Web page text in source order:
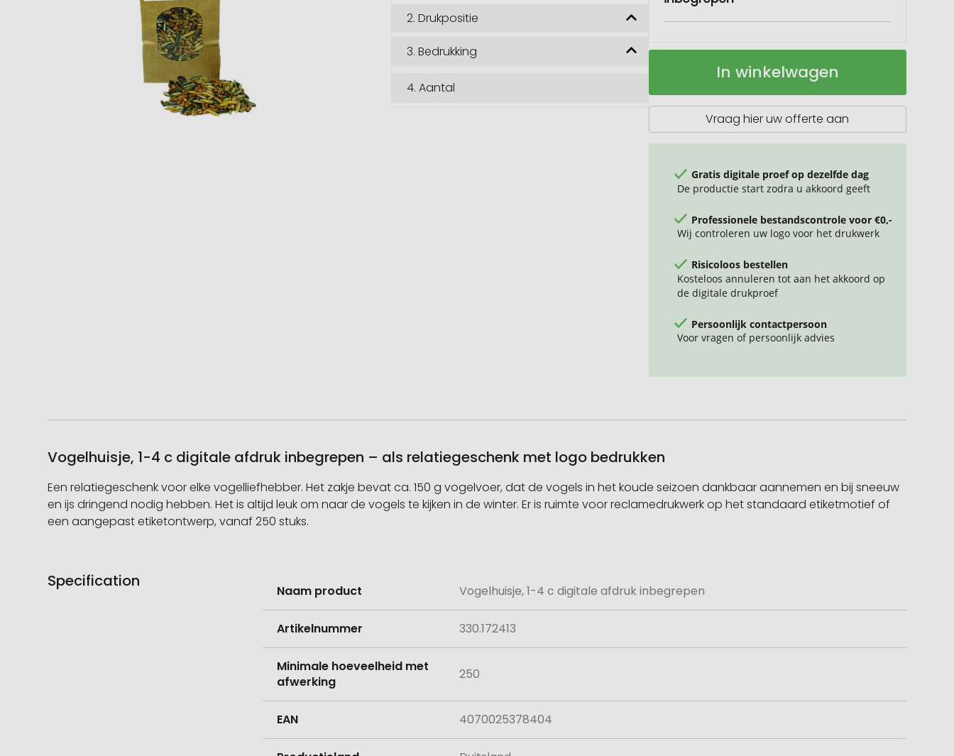
2.Drukpositie
3.Bedrukking
4.Aantal
Vogelvoer
Op
In winkelwagen
Vraag hier uw offerte aan
Gratis digitale proef op dezelfde dag
De productie start zodra u akkoord geeft
Professionele bestandscontrole voor €0,-
Wij controleren uw logo voor het drukwerk
Risicoloos bestellen
Kosteloos annuleren tot aan het akkoord op
de digitale drukproef
Persoonlijk contactpersoon
Voor vragen of persoonlijk advies
Vogelhuisje, 1-4 c digitale afdruk inbegrepen – als relatiegeschenk met logo bedrukken
Een relatiegeschenk voor elke vogelliefhebber. Het zakje bevat ca. 150 g vogelvoer, dat de vogels in het koude seizoen dankbaar aannemen en bij sneeuw
en ijs dringend nodig hebben. Het is altijd leuk om naar de vogels te kijken in de winter. Er is ruimte voor reclamedrukwerk op het standaard etiketmotief of
een aangepast etiketontwerp, vanaf 250 stuks.
Specification
informatie
Naam product Vogelhuisje, 1-4 c digitale afdruk inbegrepen
Artikelnummer 330.172413
Minimale hoeveelheid met
afwerking
250
EAN 4070025378404